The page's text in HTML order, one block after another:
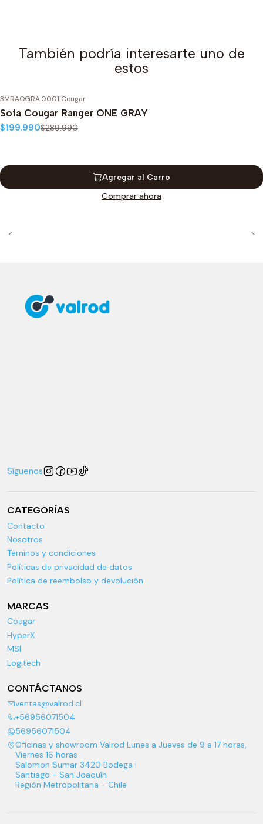
También podría interesarte uno de
estos
3MRAOGRA.0001|Cougar
Sofa Cougar Ranger ONE GRAY
$199.990$289.990
Agregar al Carro
Comprar ahora
Síguenos
CATEGORÍAS
Contacto
Nosotros
Téminos y condiciones
Políticas de privacidad de datos
Política de reembolso y devolución
MARCAS
Cougar
HyperX
MSI
Logitech
CONTÁCTANOS
ventas@valrod.cl
+56956071504
56956071504
Oficinas y showroom Valrod Lunes a Jueves de 9 a 17 horas,
Viernes 16 horas
Salomon Sumar 3420 Bodega i
Santiago - San Joaquín
Región Metropolitana - Chile